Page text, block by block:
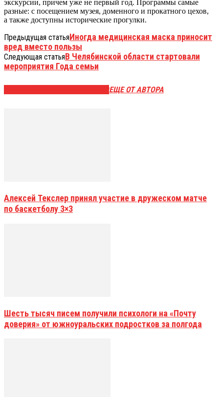
экскурсии, причем уже не первый год. Программы самые
разные: с посещением музея, доменного и прокатного цехов,
а также доступны исторические прогулки.
Предыдущая статьяИногда медицинская маска приносит
вред вместо пользы
Следующая статьяВ Челябинской области стартовали
мероприятия Года семьи
ЕЩЕ ОТ АВТОРА
Алексей Текслер принял участие в дружеском матче
по баскетболу 3×3
Шесть тысяч писем получили психологи на «Почту
доверия» от южноуральских подростков за полгода